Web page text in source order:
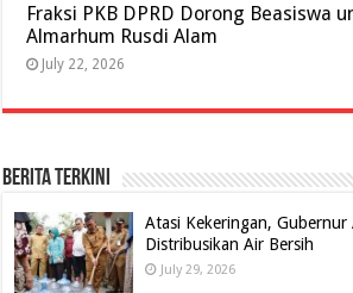
Fraksi PKB DPRD Dorong Beasiswa
Almarhum Rusdi Alam
July 22, 2026
BERITA TERKINI
Atasi Kekeringan, Gubernur
Distribusikan Air Bersih
July 29, 2026